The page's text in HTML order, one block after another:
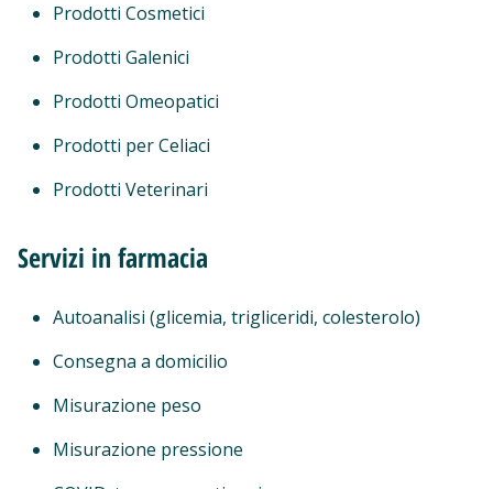
Prodotti Cosmetici
Prodotti Galenici
Prodotti Omeopatici
Prodotti per Celiaci
Prodotti Veterinari
Servizi in farmacia
Autoanalisi (glicemia, trigliceridi, colesterolo)
Consegna a domicilio
Misurazione peso
Misurazione pressione